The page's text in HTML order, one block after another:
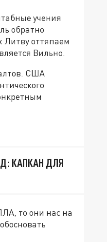
учения
обратно
Литву оттяпаем
Вильно.
США
КАПКАН ДЛЯ
то они нас на